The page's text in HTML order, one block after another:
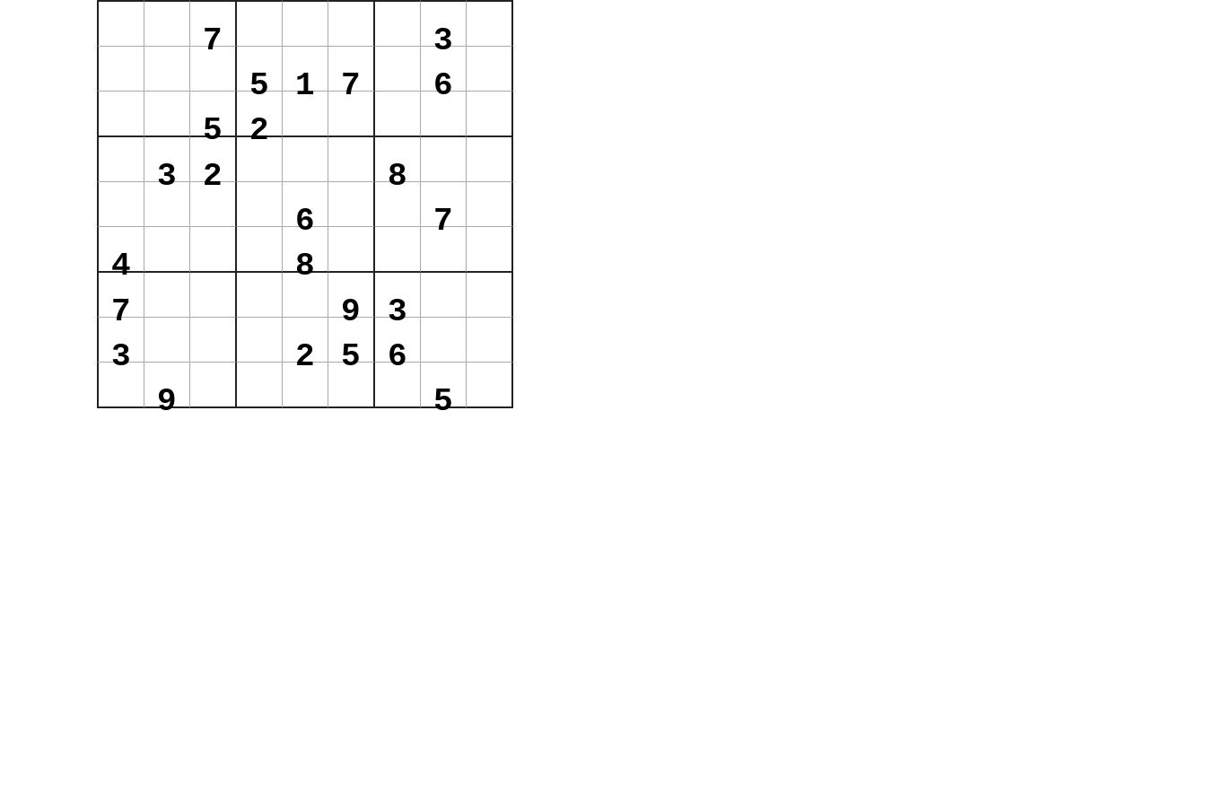
7
3
5
1 7
6
5
2
3
2
8
6
7
4
8
7
9
3
3
2 5
6
9
5